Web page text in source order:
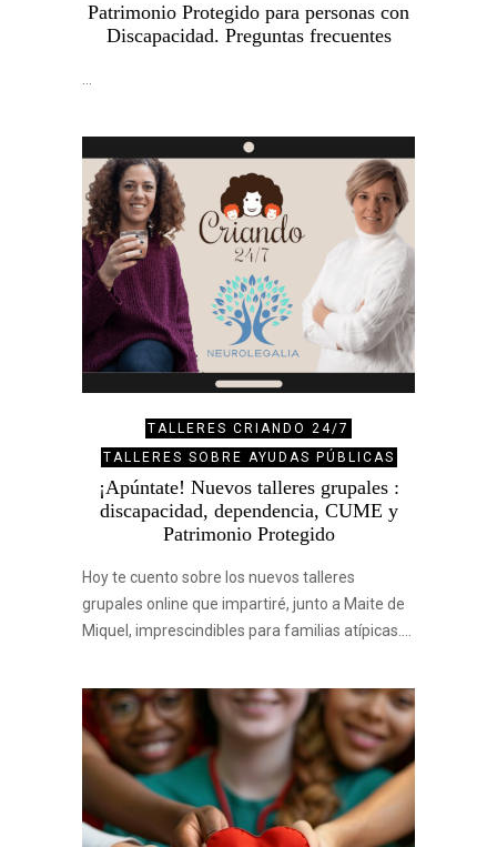
Patrimonio Protegido para personas con
Discapacidad. Preguntas frecuentes
TALLERES CRIANDO 24/7
TALLERES SOBRE AYUDAS PÚBLICAS
¡Apúntate! Nuevos talleres grupales :
discapacidad, dependencia, CUME y
Patrimonio Protegido
Hoy te cuento sobre los nuevos talleres
grupales online que impartiré, junto a Maite de
Miquel, imprescindibles para familias atípicas.…